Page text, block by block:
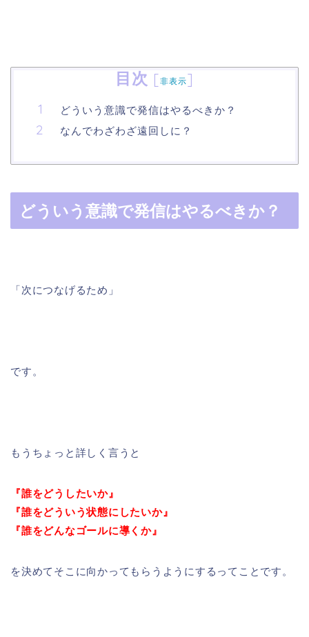
目次 [非表示]
どういう意識で発信はやるべきか？
なんでわざわざ遠回しに？
どういう意識で発信はやるべきか？
「次につなげるため」
です。
もうちょっと詳しく言うと
『誰をどうしたいか』
『誰をどういう状態にしたいか』
『誰をどんなゴールに導くか』
を決めてそこに向かってもらうようにするってことです。